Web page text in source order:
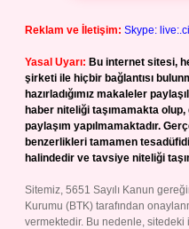
Reklam ve İletişim: Skype:
Yasal Uyarı: Bu internet sitesi,
şirketi ile hiçbir bağlantısı
hazırladığımız makaleler
haber niteliği taşımamakta
paylaşım yapılmamaktadır.
benzerlikleri tamamen
halindedir ve tavsiye niteliği
Sitemiz, 5651 Sayılı Kanun
Kurumu (BTK) tarafından
vermektedir. Bu nedenle,